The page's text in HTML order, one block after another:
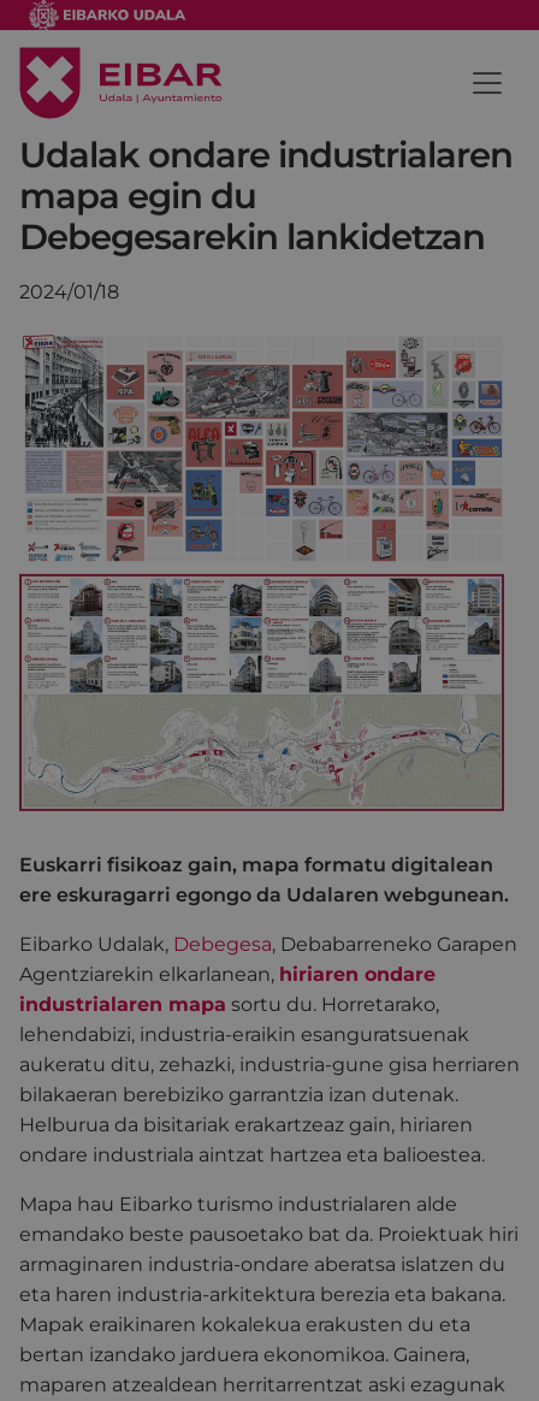
Udalak ondare industrialaren
mapa egin du
Debegesarekin lankidetzan
2024/01/18
Euskarri fisikoaz gain, mapa formatu digitalean
ere eskuragarri egongo da Udalaren webgunean.
Eibarko Udalak, Debegesa, Debabarreneko Garapen
Agentziarekin elkarlanean, hiriaren ondare
industrialaren mapa sortu du. Horretarako,
lehendabizi, industria-eraikin esanguratsuenak
aukeratu ditu, zehazki, industria-gune gisa herriaren
bilakaeran berebiziko garrantzia izan dutenak.
Helburua da bisitariak erakartzeaz gain, hiriaren
ondare industriala aintzat hartzea eta balioestea.
Mapa hau Eibarko turismo industrialaren alde
emandako beste pausoetako bat da. Proiektuak hiri
armaginaren industria-ondare aberatsa islatzen du
eta haren industria-arkitektura berezia eta bakana.
Mapak eraikinaren kokalekua erakusten du eta
bertan izandako jarduera ekonomikoa. Gainera,
maparen atzealdean herritarrentzat aski ezagunak